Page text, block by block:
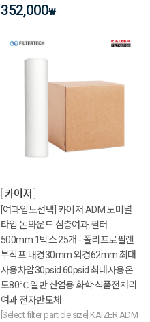
352,000₩
카이저
[여과입도선택] 카이저 ADM 노미널
타입 논와운드 심층여과 필터
500mm 1박스 25개 - 폴리프로필렌
부직포 내경30mm 외경62mm 최대
사용차압30psid 60psid 최대사용온
도80℃ 일반 산업용 화학·식품전처리
여과 전자반도체
[Select filter particle size] KAIZER ADM